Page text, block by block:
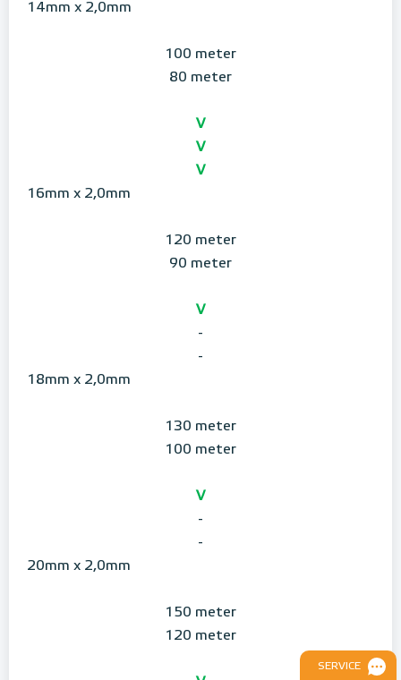
14mm x 2,0mm
100 meter
80 meter
V
V
V
16mm x 2,0mm
120 meter
90 meter
V
-
-
18mm x 2,0mm
130 meter
100 meter
V
-
-
20mm x 2,0mm
150 meter
120 meter
SERVICE